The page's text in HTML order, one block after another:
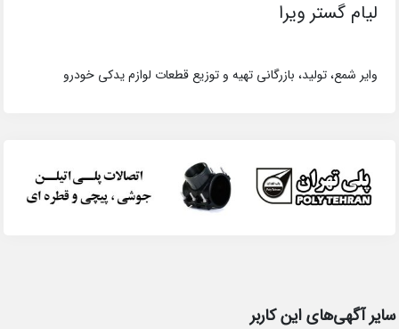
لیام گستر ویرا
وایر شمع، تولید، بازرگانی تهیه و توزیع قطعات لوازم یدکی خودرو
سایر آگهی‌های این کاربر